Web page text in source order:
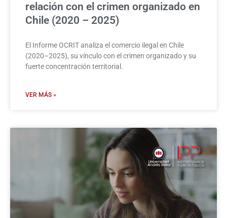
relación con el crimen organizado en
Chile (2020 – 2025)
El Informe OCRIT analiza el comercio ilegal en Chile
(2020–2025), su vínculo con el crimen organizado y su
fuerte concentración territorial.
VER MÁS »